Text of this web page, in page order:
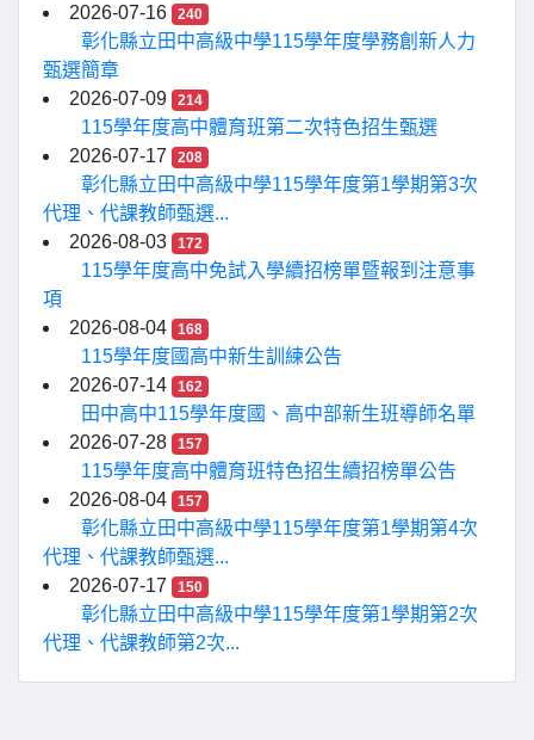
2026-07-16
240
彰化縣立田中高級中學115學年度學務創新人力
甄選簡章
2026-07-09
214
115學年度高中體育班第二次特色招生甄選
2026-07-17
208
彰化縣立田中高級中學115學年度第1學期第3次
代理、代課教師甄選...
2026-08-03
172
115學年度高中免試入學續招榜單暨報到注意事
項
2026-08-04
168
115學年度國高中新生訓練公告
2026-07-14
162
田中高中115學年度國、高中部新生班導師名單
2026-07-28
157
115學年度高中體育班特色招生續招榜單公告
2026-08-04
157
彰化縣立田中高級中學115學年度第1學期第4次
代理、代課教師甄選...
2026-07-17
150
彰化縣立田中高級中學115學年度第1學期第2次
代理、代課教師第2次...